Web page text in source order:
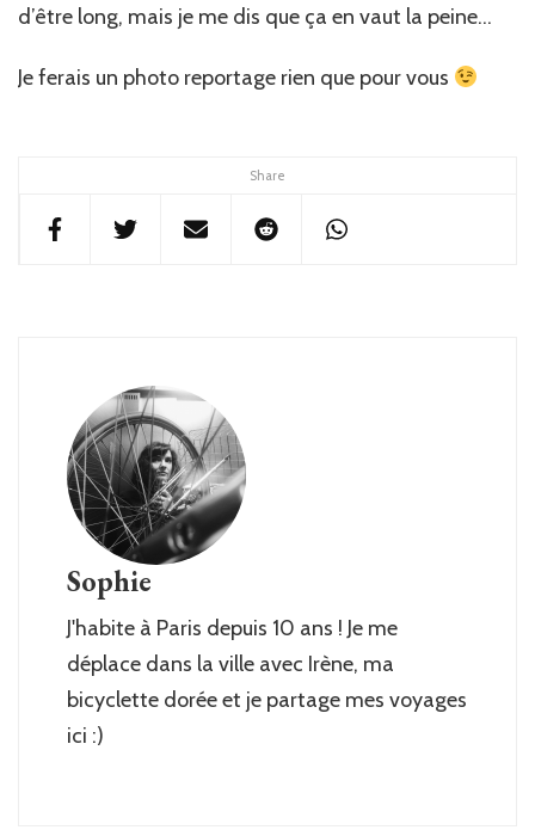
Share
d’être long, mais je me dis que ça en vaut la peine…
Je ferais un photo reportage rien que pour vous
Sophie
J'habite à Paris depuis 10 ans ! Je me
déplace dans la ville avec Irène, ma
bicyclette dorée et je partage mes voyages
ici :)